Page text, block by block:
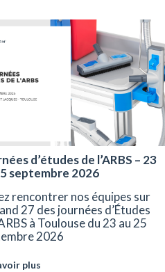
d’études de l’ARBS – 23
septembre 2026
rencontrer nos équipes sur
27 des journées d’Études
à Toulouse du 23 au 25
2026
plus